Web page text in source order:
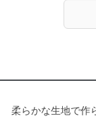
柔らかな生地で作